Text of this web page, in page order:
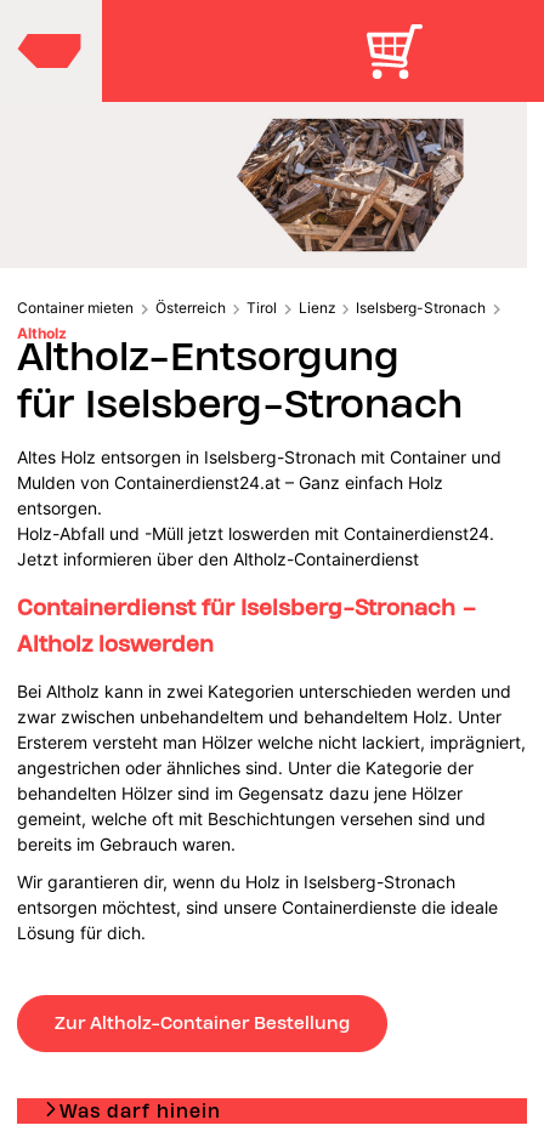
Container mieten Österreich Tirol Lienz
Iselsberg-Stronach
Altholz
Altholz-Entsorgung
für Iselsberg-Stronach
Altes Holz entsorgen in Iselsberg-Stronach mit Container und
Mulden von Containerdienst24.at – Ganz einfach Holz
entsorgen.
Holz-Abfall und -Müll jetzt loswerden mit Containerdienst24.
Jetzt informieren über den Altholz-Containerdienst
Containerdienst für Iselsberg-Stronach –
Altholz loswerden
Bei Altholz kann in zwei Kategorien unterschieden werden und
zwar zwischen unbehandeltem und behandeltem Holz. Unter
Ersterem versteht man Hölzer welche nicht lackiert, imprägniert,
angestrichen oder ähnliches sind. Unter die Kategorie der
behandelten Hölzer sind im Gegensatz dazu jene Hölzer
gemeint, welche oft mit Beschichtungen versehen sind und
bereits im Gebrauch waren.
Wir garantieren dir, wenn du Holz in Iselsberg-Stronach
entsorgen möchtest, sind unsere Containerdienste die ideale
Lösung für dich.
Zur Altholz-Container Bestellung
Was darf hinein